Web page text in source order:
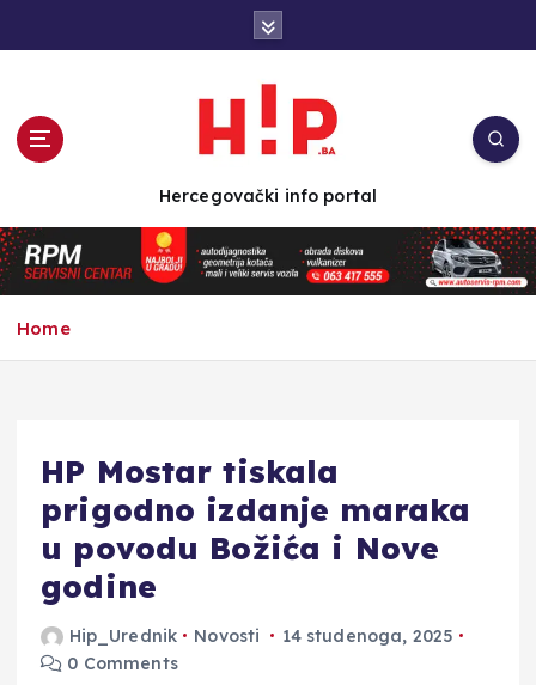
n
t
e
Hercegovački info portal
Home
HP Mostar tiskala
prigodno izdanje maraka
u povodu Božića i Nove
godine
Hip_Urednik Novosti
14 studenoga, 2025
0 Comments